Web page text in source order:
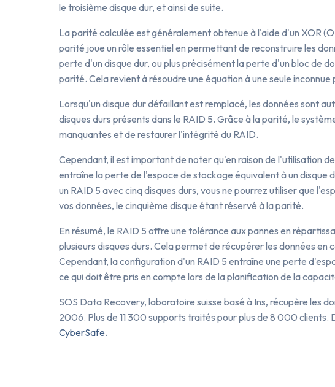
le troisième disque dur, et ainsi de suite.
La parité calculée est généralement obtenue à l'aide d'un XOR
parité joue un rôle essentiel en permettant de reconstruire les
perte d'un disque dur, ou plus précisément la perte d'un bloc de
parité. Cela revient à résoudre une équation à une seule
Lorsqu'un disque dur défaillant est remplacé, les données sont
disques durs présents dans le RAID 5. Grâce à la parité, le
manquantes et de restaurer l'intégrité du RAID.
Cependant, il est important de noter qu'en raison de l'utilisation
entraîne la perte de l'espace de stockage équivalent à un disque
un RAID 5 avec cinq disques durs, vous ne pourrez utiliser que
vos données, le cinquième disque étant réservé à la parité.
En résumé, le RAID 5 offre une tolérance aux pannes en
plusieurs disques durs. Cela permet de récupérer les données en
Cependant, la configuration d'un RAID 5 entraîne une perte
ce qui doit être pris en compte lors de la planification de la
SOS Data Recovery, laboratoire suisse basé à Ins, récupère les
2006. Plus de 11 300 supports traités pour plus de 8 000 clients.
CyberSafe.